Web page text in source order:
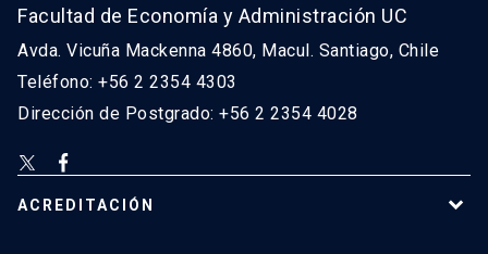
Facultad de Economía y Administración UC
Avda. Vicuña Mackenna 4860, Macul. Santiago, Chile
Teléfono: +56 2 2354 4303
Dirección de Postgrado: +56 2 2354 4028
ACREDITACIÓN